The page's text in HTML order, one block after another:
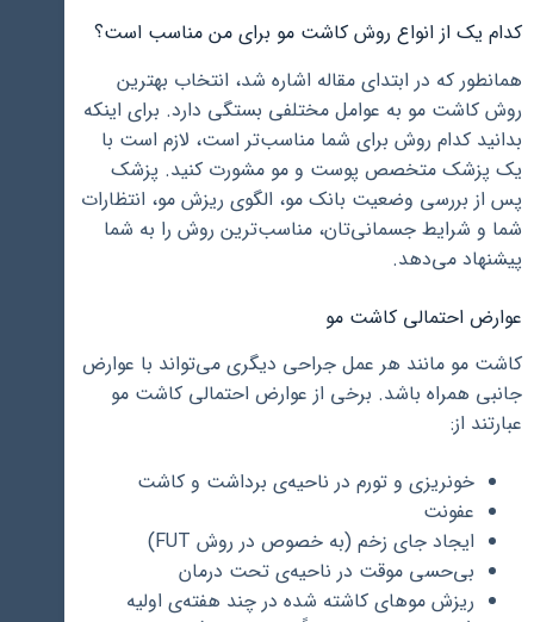
کدام یک از انواع روش کاشت مو برای من مناسب است؟
همانطور که در ابتدای مقاله اشاره شد، انتخاب بهترین
روش کاشت مو به عوامل مختلفی بستگی دارد. برای اینکه
بدانید کدام روش برای شما مناسب‌تر است، لازم است با
یک پزشک متخصص پوست و مو مشورت کنید. پزشک
پس از بررسی وضعیت بانک مو، الگوی ریزش مو، انتظارات
شما و شرایط جسمانی‌تان، مناسب‌ترین روش را به شما
پیشنهاد می‌دهد.
عوارض احتمالی کاشت مو
کاشت مو مانند هر عمل جراحی دیگری می‌تواند با عوارض
جانبی همراه باشد. برخی از عوارض احتمالی کاشت مو
عبارتند از:
خونریزی و تورم در ناحیه‌ی برداشت و کاشت
عفونت
ایجاد جای زخم (به خصوص در روش FUT)
بی‌حسی موقت در ناحیه‌ی تحت درمان
ریزش موهای کاشته شده در چند هفته‌ی اولیه